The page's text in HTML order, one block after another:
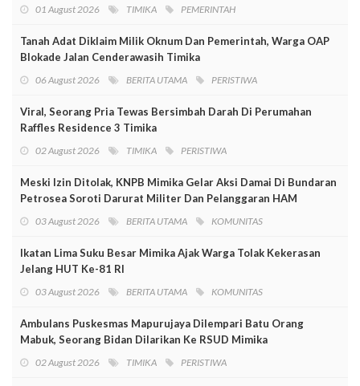
01 August 2026 TIMIKA PEMERINTAH
Tanah Adat Diklaim Milik Oknum Dan Pemerintah, Warga OAP
Blokade Jalan Cenderawasih Timika
06 August 2026 BERITA UTAMA PERISTIWA
Viral, Seorang Pria Tewas Bersimbah Darah Di Perumahan
Raffles Residence 3 Timika
02 August 2026 TIMIKA PERISTIWA
Meski Izin Ditolak, KNPB Mimika Gelar Aksi Damai Di Bundaran
Petrosea Soroti Darurat Militer Dan Pelanggaran HAM
03 August 2026 BERITA UTAMA KOMUNITAS
Ikatan Lima Suku Besar Mimika Ajak Warga Tolak Kekerasan
Jelang HUT Ke-81 RI
03 August 2026 BERITA UTAMA KOMUNITAS
Ambulans Puskesmas Mapurujaya Dilempari Batu Orang
Mabuk, Seorang Bidan Dilarikan Ke RSUD Mimika
02 August 2026 TIMIKA PERISTIWA